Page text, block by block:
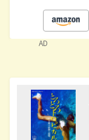
AD